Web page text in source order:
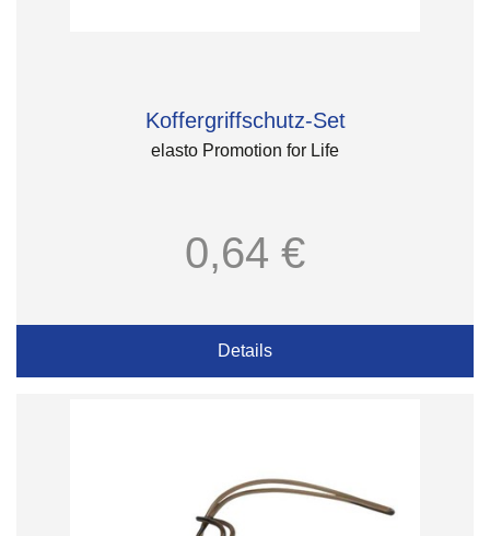
Koffergriffschutz-Set
elasto Promotion for Life
0,64 €
Details